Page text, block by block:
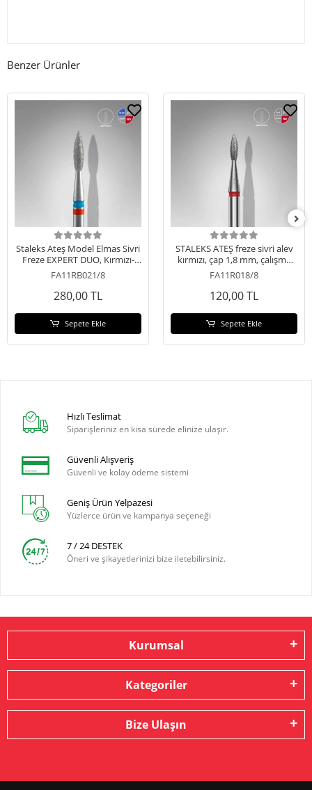
Benzer Ürünler
Staleks Ateş Model Elmas Sivri
Freze EXPERT DUO, Kırmızı-
mavi, 0.21/8
FA11RB021/8
280,00 TL
Sepete Ekle
STALEKS ATEŞ freze sivri alev
kırmızı, çap 1,8 mm, çalışma
kısmı 8 mm
FA11R018/8
120,00 TL
Sepete Ekle
Hızlı Teslimat
Siparişleriniz en kısa sürede elinize ulaşır.
Güvenli Alışveriş
Güvenli ve kolay ödeme sistemi
Geniş Ürün Yelpazesi
Yüzlerce ürün ve kampanya seçeneği
7 / 24 DESTEK
Öneri ve şikayetlerinizi bize iletebilirsiniz.
Kurumsal
Kategoriler
Bize Ulaşın